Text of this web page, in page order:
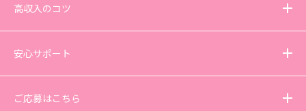
高収入のコツ
安心サポート
ご応募はこちら